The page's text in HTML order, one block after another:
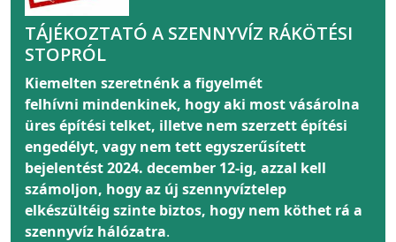
TÁJÉKOZTATÓ A SZENNYVÍZ RÁKÖTÉSI
STOPRÓL
Kiemelten szeretnénk a figyelmét
felhívni mindenkinek, hogy aki most vásárolna
üres építési telket, illetve nem szerzett építési
engedélyt, vagy nem tett egyszerűsített
bejelentést 2024. december 12-ig, azzal kell
számoljon, hogy az új szennyvíztelep
elkészültéig szinte biztos, hogy nem köthet rá a
szennyvíz hálózatra.